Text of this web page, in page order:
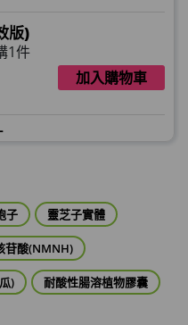
版)
1件
加入購物車
年2月到期)
1件
加入購物車
子 靈芝子實體
苷酸(NMNH)
) 耐酸性腸溶植物膠囊